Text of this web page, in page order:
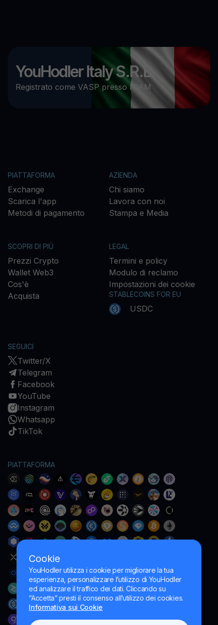
Cookie
YouHodler utilizza i cookie per migliorare la tua
esperienza, personalizzare l’utilizzo di YouHodler
ed analizzare il traffico dei dati. Cliccando su
“Accetta” presti il consenso all’utilizzo dei cookies.
Informativa sui Cookie
YouHodler Italy S.R.L.
Registrato come VASP presso l’OAM
PIATTAFORMA
Exchange
Scarica l'app
Metodi di pagamento
AZIENDA
Chi siamo
Lavora con noi
Stampa e Media
SCOPRI DI PIÙ
Prezzi Crypto
Wallet Web3
Cos'è
Acquista
LEGAL
Termini e policy
Modulo di reclamo
Impostazioni dei cookie
STABLECOINS FOR EU
USDC
SEGUICI
Twitter/X
Telegram
Facebook
YouTube
Instagram
Whatsapp
TikTok
PIATTAFORMA